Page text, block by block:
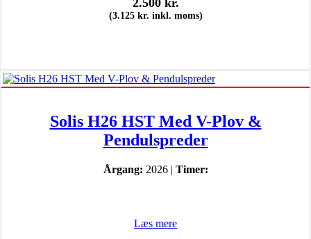
(3.125 kr. inkl. moms)
Solis H26 HST Med V-Plov &
Pendulspreder
Årgang: 2026 | Timer:
Læs mere